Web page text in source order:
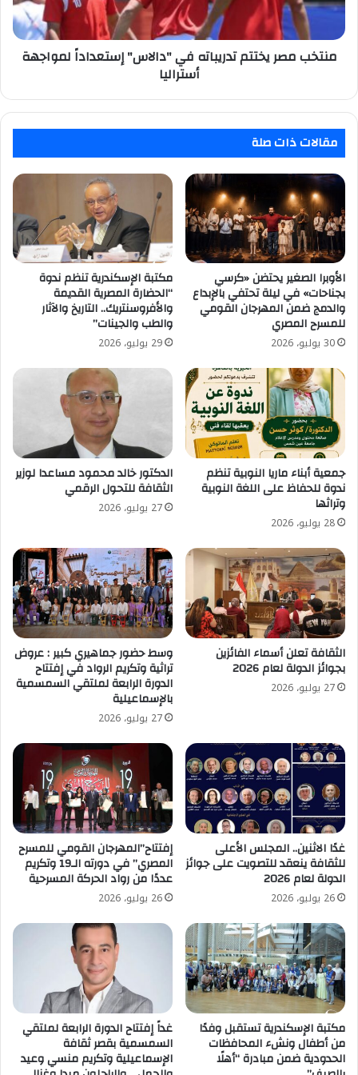
إستعداداً
لمواجهة
أستراليا
منتخب مصر يختتم تدريباته في "دالاس" إستعداداً لمواجهة
أستراليا
مقالات ذات صلة
الأوبرا الصغير يحتضن «كرسي
بجناحات» في ليلة تحتفي بالإبداع
والدمج ضمن المهرجان القومي
للمسرح المصري
30 يوليو، 2026
مكتبة الإسكندرية تنظم ندوة
“الحضارة المصرية القديمة
والأفروسنتريك.. التاريخ والآثار
والطب والجينات”
29 يوليو، 2026
جمعية أبناء ماريا النوبية تنظم
ندوة للحفاظ على اللغة النوبية
وتراثها
28 يوليو، 2026
الدكتور خالد محمود مساعدا لوزير
الثقافة للتحول الرقمي
27 يوليو، 2026
الثقافة تعلن أسماء الفائزين
بجوائز الدولة لعام 2026
27 يوليو، 2026
وسط حضور جماهيري كبير : عروض
تراثية وتكريم الرواد في إفتتاح
الدورة الرابعة لملتقي السمسمية
بالإسماعيلية
27 يوليو، 2026
غدًا الاثنين.. المجلس الأعلى
للثقافة ينعقد للتصويت على جوائز
الدولة لعام 2026
26 يوليو، 2026
إفتتاح”المهرجان القومي للمسرح
المصري” في دورته الـ19 وتكريم
عددًا من رواد الحركة المسرحية
26 يوليو، 2026
مكتبة الإسكندرية تستقبل وفدًا
من أطفال ونشء المحافظات
الحدودية ضمن مبادرة “أهلًا
غداً إفتتاح الدورة الرابعة لملتقي
السمسمية بقصر ثقافة
الإسماعيلية وتكريم منسي وعيد